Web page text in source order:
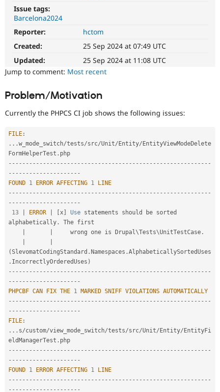
Drupal for
Drupal for
Drupal for
Tourism
Modules
Themes
Recipes
Issue
Security
Drupal
Drupal
Sustaining
Try Hosting
Issue tags:
Barcelona2024
Reporter:
hctom
Created:
25 Sep 2024 at 07:49 UTC
Updated:
25 Sep 2024 at 11:08 UTC
Jump to comment: Most recent
Problem/Motivation
Currently the PHPCS CI job shows the following issues:
FILE :
. . .w_mode_switch/tests/src/Unit/Entity/EntityViewModeDelete
FormHelperTest .
-- -- -- -- -- -- -- -- -- -- -- -- -- -- -- -- -- -- -- -- -- -- -- -- -- -- -- -- -- -
- -- -- -- -- -- -- -- -- -- --
FOUND 1 ERROR AFFECTING 1
LINE
-- -- -- -- -- -- -- -- -- -- -- -- -- -- -- -- -- -- -- -- -- -- -- -- -- -- -- -- -- -
- -- -- -- -- -- -- -- -- -- --
13
ERROR [x] Use statements should be sorted
alphabetically .
The first
     wrong one is Drupal\
Tests\UnitTestCase .
(SlevomatCodingStandard .Namespaces .AlphabeticallySortedUses
. IncorrectlyOrderedUses )
-- -- -- -- -- -- -- -- -- -- -- -- -- -- -- -- -- -- -- -- -- -- -- -- -- -- -- -- -- -
- -- -- -- -- -- -- -- -- -- --
PHPCBF CAN FIX THE 1 MARKED SNIFF VIOLATIONS AUTOMATICALLY
-- -- -- -- -- -- -- -- -- -- -- -- -- -- -- -- -- -- -- -- -- -- -- -- -- -- -- -- -- -
- -- -- -- -- -- -- -- -- -- --
FILE :
. . . s/custom/view_mode_switch/tests/src/Unit/Entity/EntityFi
eldManagerTest .
-- -- -- -- -- -- -- -- -- -- -- -- -- -- -- -- -- -- -- -- -- -- -- -- -- -- -- -- -- -
- -- -- -- -- -- -- -- -- -- --
FOUND 1 ERROR AFFECTING 1
LINE
-- -- -- -- -- -- -- -- -- -- -- -- -- -- -- -- -- -- -- -- -- -- -- -- -- -- -- -- -- -
- -- -- -- -- -- -- -- -- -- --